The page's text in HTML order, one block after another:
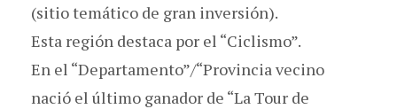
(sitio temático de gran inversión).
Esta región destaca por el “Ciclismo”.
En el “Departamento”/“Provincia vecino
nació el último ganador de “La Tour de